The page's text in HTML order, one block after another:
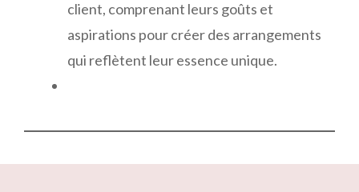
client, comprenant leurs goûts et
aspirations pour créer des arrangements
qui reflètent leur essence unique.